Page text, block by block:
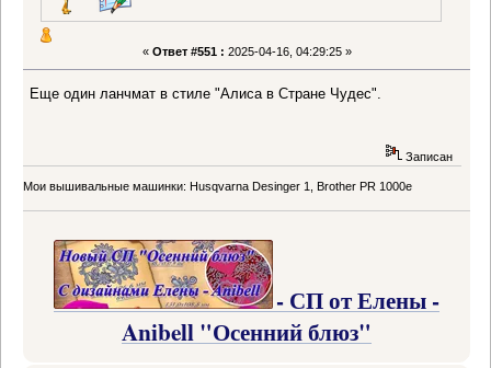
« Ответ #551 : 2025-04-16, 04:29:25 »
Еще один ланчмат в стиле "Алиса в Стране Чудес".
Записан
Мои вышивальные машинки: Husqvarna Desinger 1, Brother PR 1000e
- СП от Елены -
Anibell "Осенний блюз"